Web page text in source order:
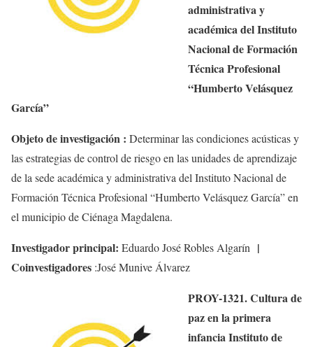
administrativa y
académica del Instituto
Nacional de Formación
Técnica Profesional
“Humberto Velásquez
García”
Objeto de investigación : Determinar las condiciones acústicas y
las estrategias de control de riesgo en las unidades de aprendizaje
de la sede académica y administrativa del Instituto Nacional de
Formación Técnica Profesional “Humberto Velásquez García” en
el municipio de Ciénaga Magdalena.
Investigador principal: Eduardo José Robles Algarín |
Coinvestigadores :José Munive Álvarez
PROY-1321. Cultura de
paz en la primera
infancia Instituto de